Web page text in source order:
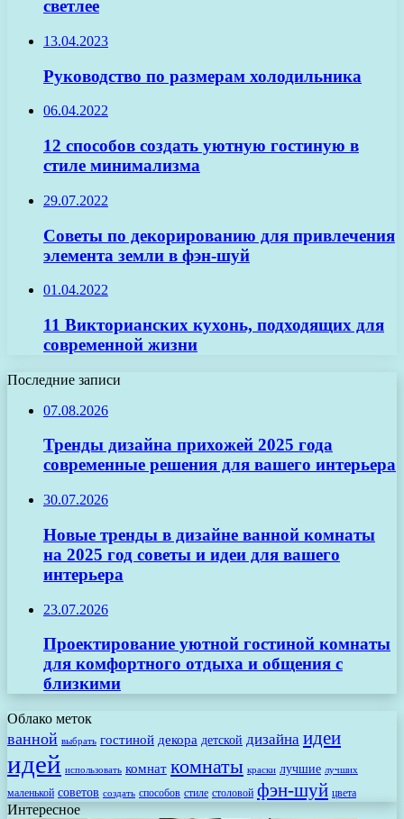
светлее
13.04.2023
Руководство по размерам холодильника
06.04.2022
12 способов создать уютную гостиную в
стиле минимализма
29.07.2022
Советы по декорированию для привлечения
элемента земли в фэн-шуй
01.04.2022
11 Викторианских кухонь, подходящих для
современной жизни
Последние записи
07.08.2026
Тренды дизайна прихожей 2025 года
современные решения для вашего интерьера
30.07.2026
Новые тренды в дизайне ванной комнаты
на 2025 год советы и идеи для вашего
интерьера
23.07.2026
Проектирование уютной гостиной комнаты
для комфортного отдыха и общения с
близкими
Облако меток
ванной выбрать гостиной декора детской дизайна идеи
идей использовать комнат комнаты краски лучшие лучших
маленькой советов создать способов стиле столовой фэн-шуй цвета
Интересное